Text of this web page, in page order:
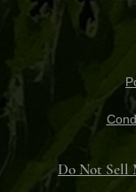
Do Not Sell